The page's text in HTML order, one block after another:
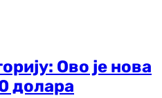
Ово је нова
долара